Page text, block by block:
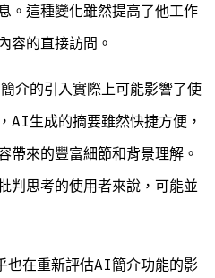
。這種變化雖然提高了他工作
容的直接訪問。
介的引入實際上可能影響了使
AI生成的摘要雖然快捷方便，
帶來的豐富細節和背景理解。
判思考的使用者來說，可能並
在重新評估AI簡介功能的影